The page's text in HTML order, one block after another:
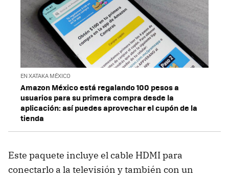
EN XATAKA MÉXICO
Amazon México está regalando 100 pesos a
usuarios para su primera compra desde la
aplicación: así puedes aprovechar el cupón de la
tienda
Este paquete incluye el cable HDMI para
conectarlo a la televisión y también con un